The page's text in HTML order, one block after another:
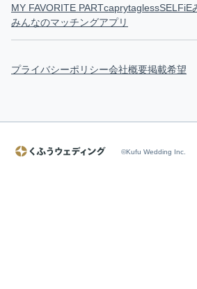
MY FAVORITE PARTcaprytaglessSELFiE
みんなのマッチングアプリ
プライバシーポリシー会社概要掲載希望
©Kufu Wedding Inc.